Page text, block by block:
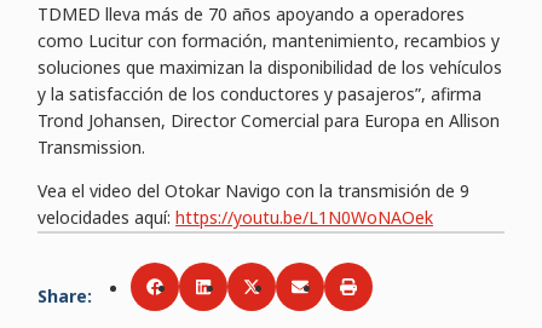
TDMED lleva más de 70 años apoyando a operadores
como Lucitur con formación, mantenimiento, recambios y
soluciones que maximizan la disponibilidad de los vehículos
y la satisfacción de los conductores y pasajeros”, afirma
Trond Johansen, Director Comercial para Europa en Allison
Transmission.
Vea el video del Otokar Navigo con la transmisión de 9
velocidades aquí: https://youtu.be/L1N0WoNAOek
Share: Share viaFacebook
Share viaLinkedIn
Share viaTwitter
Share viaEmail
Print